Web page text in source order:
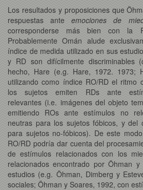
Los resultados y proposiciones que
respuestas anteemociones de
corresponderse más bien con
Probablemente Omán alude
índice de medida utilizado en sus
y RD son difícilmente discriminables
hecho, Hare (e.g. Hare, 1972. 1973;
utilizando como índice RO/RD el ritmo
los sujetos emiten RDs ante
relevantes (i.e. imágenes del objeto
emitiendo ROs ante estímulos no
neutras para los sujetos fóbicos, y del
para sujetos no-fóbicos). De este
RO/RD podría dar cuenta del
de estímulos relacionados con los
relacionados encontrado por Öhman
estudios (e.g. Öhman, Dimberg y
sociales; Öhman y Soares, 1992, con